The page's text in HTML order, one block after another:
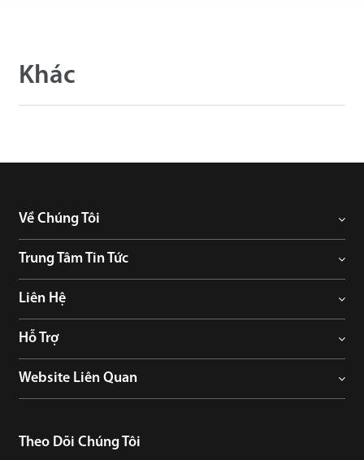
Khác
Về Chúng Tôi
Trung Tâm Tin Tức
Liên Hệ
Hỗ Trợ
Website Liên Quan
Theo Dõi Chúng Tôi